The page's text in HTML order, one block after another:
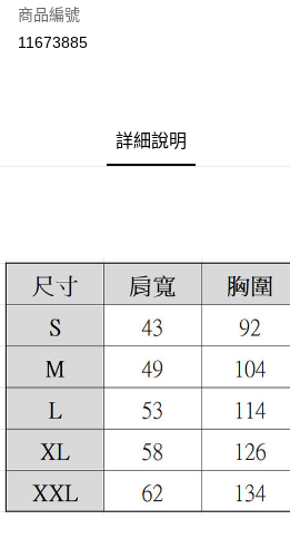
超商取貨付款
運送方式
全家取貨付款
每筆NT$60，滿NT$399(含以上)免運費
7-11取貨付款
每筆NT$60，滿NT$399(含以上)免運費
商品編號
11673885
詳細說明